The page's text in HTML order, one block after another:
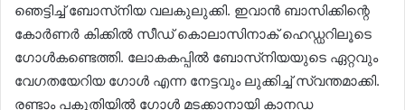
ഞെട്ടിച്ച് ബോസ്‌നിയ വലകുലുക്കി. ഇവാൻ ബാസിക്കിന്റെ
കോർണർ കിക്കിൽ സീഡ് കൊലാസിനാക് ഹെഡ്ഡറിലൂടെ
ഗോൾകണ്ടെത്തി. ലോകകപ്പിൽ ബോസ്‌നിയയുടെ ഏറ്റവും
വേഗതയേറിയ ഗോൾ എന്ന നേട്ടവും ലുക്കിച്ച് സ്വന്തമാക്കി.
രണ്ടാം പകുതിയിൽ ഗോൾ മടക്കാനായി കാനഡ